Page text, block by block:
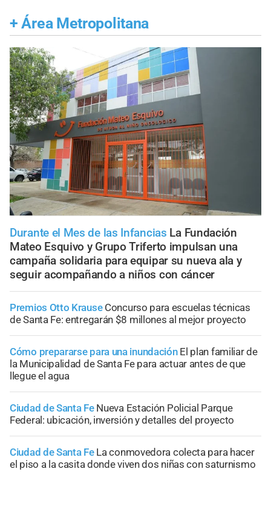
+ Área Metropolitana
Durante el Mes de las Infancias La Fundación
Mateo Esquivo y Grupo Triferto impulsan una
campaña solidaria para equipar su nueva ala y
seguir acompañando a niños con cáncer
Premios Otto Krause Concurso para escuelas técnicas
de Santa Fe: entregarán $8 millones al mejor proyecto
Cómo prepararse para una inundación El plan familiar de
la Municipalidad de Santa Fe para actuar antes de que
llegue el agua
Ciudad de Santa Fe Nueva Estación Policial Parque
Federal: ubicación, inversión y detalles del proyecto
Ciudad de Santa Fe La conmovedora colecta para hacer
el piso a la casita donde viven dos niñas con saturnismo